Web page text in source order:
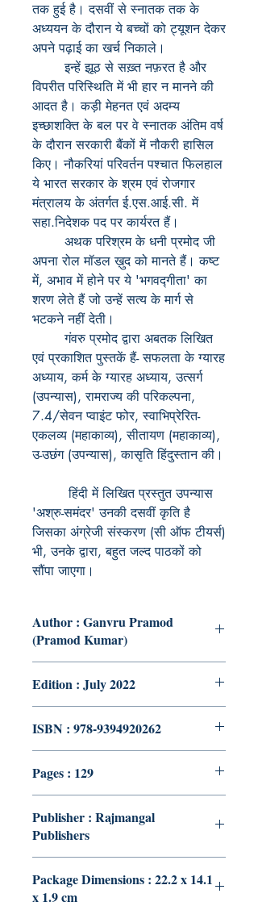
तक हुई है। दसवीं से स्नातक तक के
अध्ययन के दौरान ये बच्चों को ट्यूशन देकर
अपने पढ़ाई का खर्च निकाले।
इन्हें झूठ से सख़्त नफ़रत है और
विपरीत परिस्थिति में भी हार न मानने की
आदत है। कड़ी मेहनत एवं अदम्य
इच्छाशक्ति के बल पर वे स्नातक अंतिम वर्ष
के दौरान सरकारी बैंकों में नौकरी हासिल
किए। नौकरियां परिवर्तन पश्चात फिलहाल
ये भारत सरकार के श्रम एवं रोजगार
मंत्रालय के अंतर्गत ई.एस.आई.सी. में
सहा.निदेशक पद पर कार्यरत हैं।
अथक परिश्रम के धनी प्रमोद जी
अपना रोल मॉडल ख़ुद को मानते हैं। कष्ट
में, अभाव में होने पर ये 'भगवद्गीता' का
शरण लेते हैं जो उन्हें सत्य के मार्ग से
भटकने नहीं देती।
गंवरु प्रमोद द्वारा अबतक लिखित
एवं प्रकाशित पुस्तकें हैं- सफलता के ग्यारह
अध्याय, कर्म के ग्यारह अध्याय, उत्सर्ग
(उपन्यास), रामराज्य की परिकल्पना,
7.4/सेवन प्वाइंट फोर, स्वाभिप्रेरित-
एकलव्य (महाकाव्य), सीतायण (महाकाव्य),
उ-उछंग (उपन्यास), कासृति हिंदुस्तान की।
हिंदी में लिखित प्रस्तुत उपन्यास
'अश्रु-समंदर' उनकी दसवीं कृति है
जिसका अंग्रेजी संस्करण (सी ऑफ टीयर्स)
भी, उनके द्वारा, बहुत जल्द पाठकों को
सौंपा जाएगा।
Author : Ganvru Pramod
(Pramod Kumar)
Edition : July 2022
ISBN : 978-9394920262
Pages : 129
Publisher : Rajmangal
Publishers
Package Dimensions : 22.2 x 14.1
x 1.9 cm